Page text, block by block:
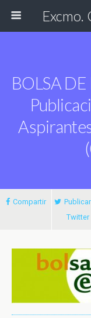
BOLSA
Compartir
Twitter